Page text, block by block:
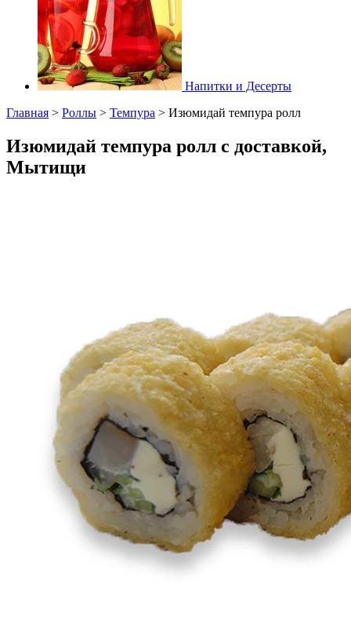
Напитки и Десерты
Главная > Роллы > Темпура > Изюмидай темпура ролл
Изюмидай темпура ролл с доставкой,
Мытищи